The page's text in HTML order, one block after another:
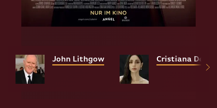
John Lithgow Cristiana